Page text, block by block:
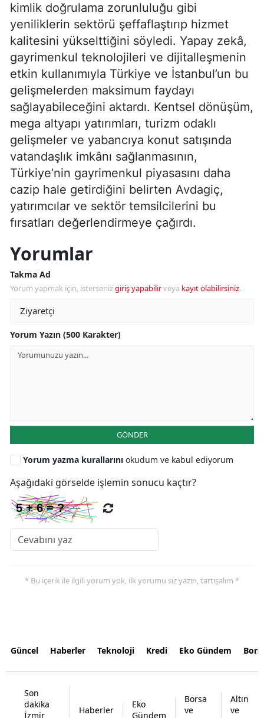
kimlik doğrulama zorunluluğu gibi
yeniliklerin sektörü şeffaflaştırıp hizmet
kalitesini yükselttiğini söyledi. Yapay zekâ,
gayrimenkul teknolojileri ve dijitalleşmenin
etkin kullanımıyla Türkiye ve İstanbul’un bu
gelişmelerden maksimum faydayı
sağlayabileceğini aktardı. Kentsel dönüşüm,
mega altyapı yatırımları, turizm odaklı
gelişmeler ve yabancıya konut satışında
vatandaşlık imkânı sağlanmasının,
Türkiye’nin gayrimenkul piyasasını daha
cazip hale getirdiğini belirten Avdagiç,
yatırımcılar ve sektör temsilcilerini bu
fırsatları değerlendirmeye çağırdı.
Yorumlar
Takma Ad
Yorum yapmak için, istersenizgiriş yapabilirveya kayıt olabilirsiniz.
Yorum Yazın (500 Karakter)
GÖNDER
Yorum yazma kurallarını okudum ve kabul ediyorum
Aşağıdaki görselde işlemin sonucu kaçtır?
* Bu içerik ile ilgili yorum yok, ilk yorumu siz yazın, tartışalım *
Güncel Haberler Teknoloji Kredi Eko Gündem
Son
dakika
İzmir
Haberler
Eko
Gündem
Borsa
ve
Altın
ve